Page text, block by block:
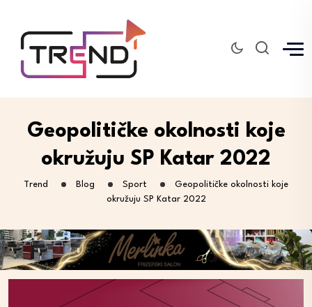
Geopolitičke okolnosti koje
okružuju SP Katar 2022
Trend Blog Sport
Geopolitičke okolnosti koje
okružuju SP Katar 2022